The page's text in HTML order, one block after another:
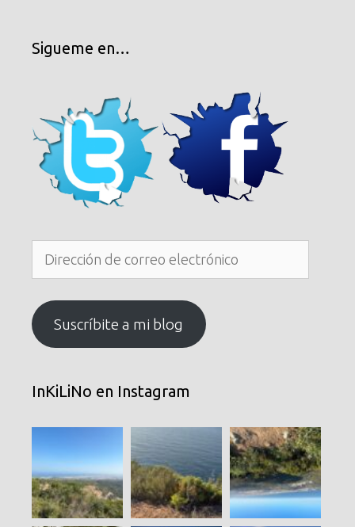
Sigueme en…
electrónico
Suscríbite a mi blog
InKiLiNo en Instagram